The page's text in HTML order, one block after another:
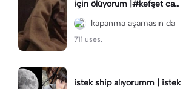
için ölüyorum |#kefşet cap
cut benin öne çıkar kefşet k
efşet 🥲kapanma aşamasın da
711 uses.
istek ship alıyorumm | istek